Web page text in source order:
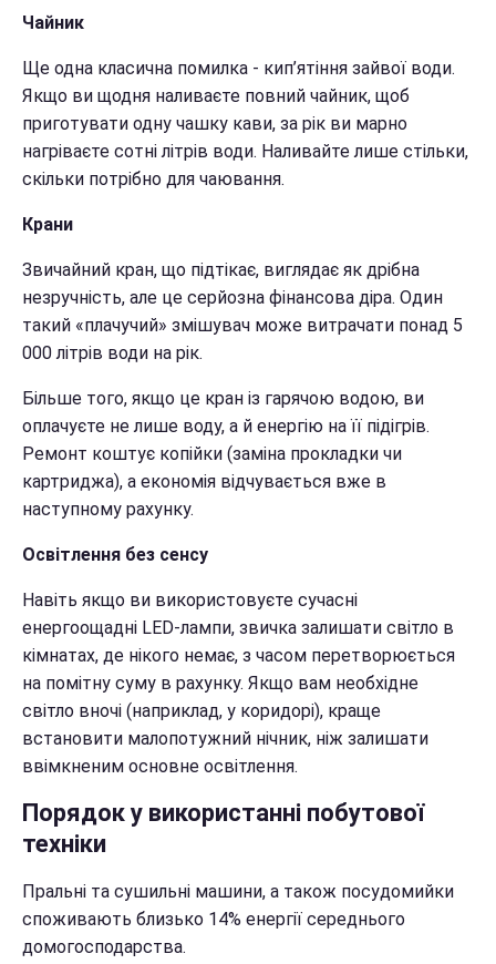
Чайник
Ще одна класична помилка - кип’ятіння зайвої води.
Якщо ви щодня наливаєте повний чайник, щоб
приготувати одну чашку кави, за рік ви марно
нагріваєте сотні літрів води. Наливайте лише стільки,
скільки потрібно для чаювання.
Крани
Звичайний кран, що підтікає, виглядає як дрібна
незручність, але це серйозна фінансова діра. Один
такий «плачучий» змішувач може витрачати понад 5
000 літрів води на рік.
Більше того, якщо це кран із гарячою водою, ви
оплачуєте не лише воду, а й енергію на її підігрів.
Ремонт коштує копійки (заміна прокладки чи
картриджа), а економія відчувається вже в
наступному рахунку.
Освітлення без сенсу
Навіть якщо ви використовуєте сучасні
енергоощадні LED-лампи, звичка залишати світло в
кімнатах, де нікого немає, з часом перетворюється
на помітну суму в рахунку. Якщо вам необхідне
світло вночі (наприклад, у коридорі), краще
встановити малопотужний нічник, ніж залишати
ввімкненим основне освітлення.
Порядок у використанні побутової
техніки
Пральні та сушильні машини, а також посудомийки
споживають близько 14% енергії середнього
домогосподарства.